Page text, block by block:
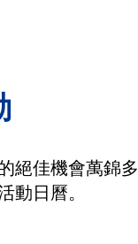
絕佳機會萬錦
動日曆。